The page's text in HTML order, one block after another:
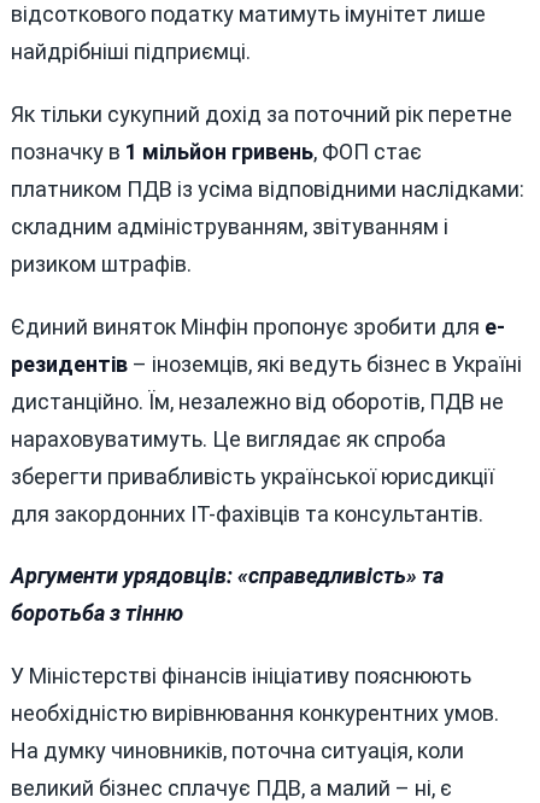
відсоткового податку матимуть імунітет лише
найдрібніші підприємці.
Як тільки сукупний дохід за поточний рік перетне
позначку в 1 мільйон гривень, ФОП стає
платником ПДВ із усіма відповідними наслідками:
складним адмініструванням, звітуванням і
ризиком штрафів.
Єдиний виняток Мінфін пропонує зробити для е-
резидентів– іноземців, які ведуть бізнес в Україні
дистанційно. Їм, незалежно від оборотів, ПДВ не
нараховуватимуть. Це виглядає як спроба
зберегти привабливість української юрисдикції
для закордонних IT-фахівців та консультантів.
Аргументи урядовців: «справедливість» та
боротьба з тінню
У Міністерстві фінансів ініціативу пояснюють
необхідністю вирівнювання конкурентних умов.
На думку чиновників, поточна ситуація, коли
великий бізнес сплачує ПДВ, а малий – ні, є